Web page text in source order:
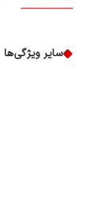
سایر ویژگی‌ها